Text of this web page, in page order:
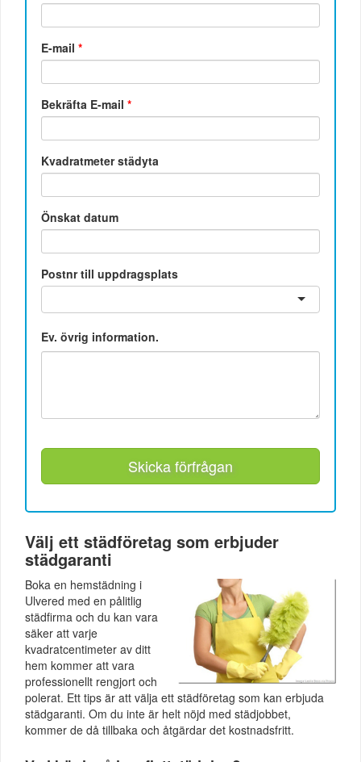
E-mail*
Bekräfta E-mail*
Kvadratmeter städyta
Önskat datum
Postnr till uppdragsplats
Ev. övrig information.
Skicka förfrågan
Välj ett städföretag som erbjuder
städgaranti
Boka en hemstädning i
Ulvered med en pålitlig
städfirma och du kan vara
säker att varje
kvadratcentimeter av ditt
hem kommer att vara
professionellt rengjort och
polerat. Ett tips är att välja ett städföretag som kan erbjuda
städgaranti. Om du inte är helt nöjd med städjobbet,
kommer de då tillbaka och åtgärdar det kostnadsfritt.